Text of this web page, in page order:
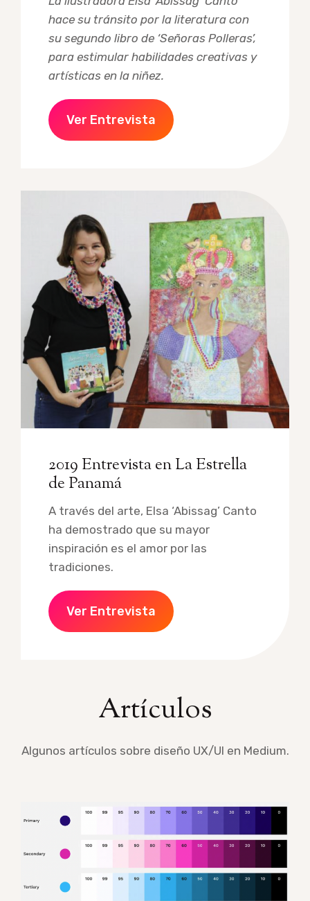
hace su tránsito por la literatura con
su segundo libro de ‘Señoras Polleras’,
para estimular habilidades creativas y
artísticas en la niñez.
Ver Entrevista
2019 Entrevista en La Estrella
de Panamá
A través del arte, Elsa ‘Abissag’ Canto
ha demostrado que su mayor
inspiración es el amor por las
tradiciones.
Ver Entrevista
Artículos
Algunos artículos sobre diseño UX/UI en Medium.